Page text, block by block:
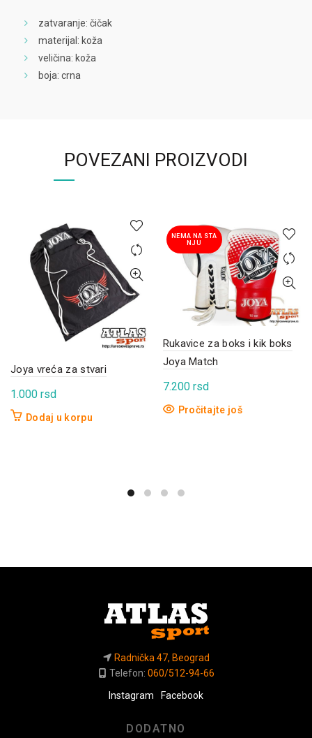
zatvaranje: čičak
materijal: koža
veličina: koža
boja: crna
POVEZANI PROIZVODI
Joya vreća za stvari
1.000 rsd
Dodaj u korpu
NEMA NA STA
NJU
Rukavice za boks i kik boks
Joya Match
7.200 rsd
Pročitajte još
Radnička 47, Beograd
Telefon: 060/512-94-66
Instagram
Facebook
DODATNO